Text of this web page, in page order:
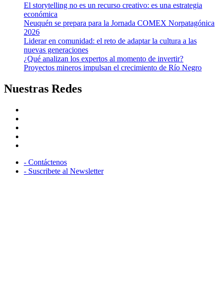
El storytelling no es un recurso creativo: es una estrategia
económica
Neuquén se prepara para la Jornada COMEX Norpatagónica
2026
Liderar en comunidad: el reto de adaptar la cultura a las
nuevas generaciones
¿Qué analizan los expertos al momento de invertir?
Proyectos mineros impulsan el crecimiento de Río Negro
Nuestras Redes
- Contáctenos
- Suscribete al Newsletter